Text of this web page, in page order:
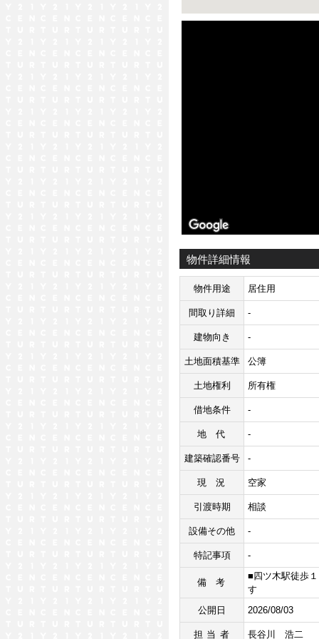
物件詳細情報
物件用途 居住用
間取り詳細 -
建物向き -
土地面積基準 公簿
土地権利 所有権
借地条件 -
地代 -
建築確認番号 -
現況 空家
引渡時期 相談
設備その他 -
特記事項 -
備考
■四ツ木駅徒歩
す
公開日
2026/08/03
担当者 長谷川 浩二